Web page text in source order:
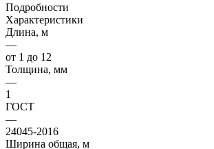
Подробности
Характеристики
Длина, м
—
от 1 до 12
Толщина, мм
—
1
ГОСТ
—
24045-2016
Ширина общая, м